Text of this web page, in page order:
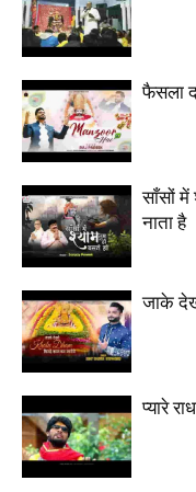
फैसला
साँसों में
नाता है
जाके
प्यारे